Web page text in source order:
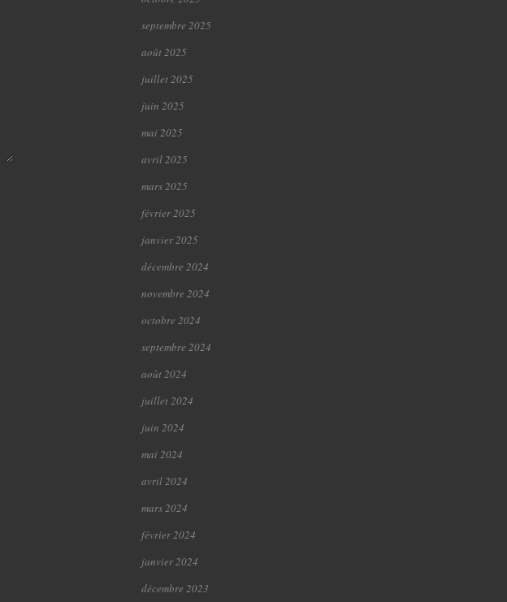
septembre 2025
août 2025
juillet 2025
juin 2025
mai 2025
avril 2025
mars 2025
février 2025
janvier 2025
décembre 2024
novembre 2024
octobre 2024
septembre 2024
août 2024
juillet 2024
juin 2024
mai 2024
avril 2024
mars 2024
février 2024
janvier 2024
décembre 2023